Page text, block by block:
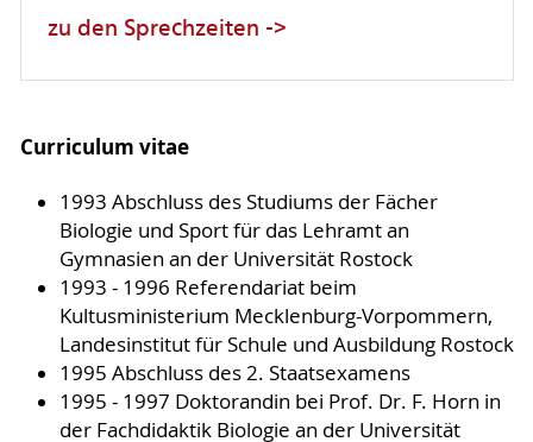
zu den Sprechzeiten ->
Curriculum vitae
1993 Abschluss des Studiums der Fächer
Biologie und Sport für das Lehramt an
Gymnasien an der Universität Rostock
1993 - 1996 Referendariat beim
Kultusministerium Mecklenburg-Vorpommern,
Landesinstitut für Schule und Ausbildung Rostock
1995 Abschluss des 2. Staatsexamens
1995 - 1997 Doktorandin bei Prof. Dr. F. Horn in
der Fachdidaktik Biologie an der Universität